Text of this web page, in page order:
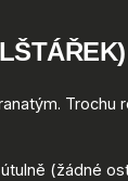
Trochu
(žádné